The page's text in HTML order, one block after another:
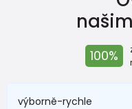
100%
výborně-rychle